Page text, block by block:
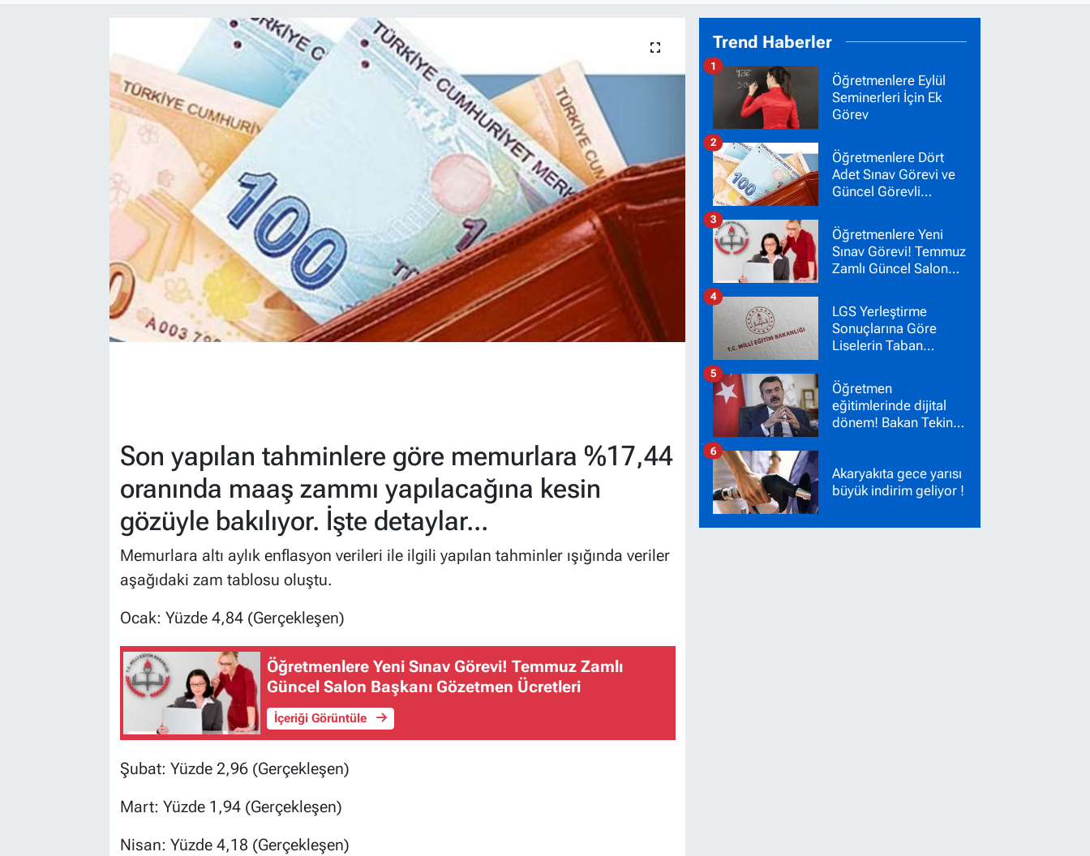
Son yapılan tahminlere göre memurlara %17,44
oranında maaş zammı yapılacağına kesin
gözüyle bakılıyor. İşte detaylar...
Memurlara altı aylık enflasyon verileri ile ilgili yapılan tahminler ışığında veriler
aşağıdaki zam tablosu oluştu.
​Ocak: Yüzde 4,84 (Gerçekleşen)
Öğretmenlere Yeni Sınav Görevi! Temmuz Zamlı
Güncel Salon Başkanı Gözetmen Ücretleri
İçeriği Görüntüle
​Şubat: Yüzde 2,96 (Gerçekleşen)
​Mart: Yüzde 1,94 (Gerçekleşen)
​Nisan: Yüzde 4,18 (Gerçekleşen)
Trend Haberler
Öğretmenlere Eylül
Seminerleri İçin Ek
Görev
1
Öğretmenlere Dört
Adet Sınav Görevi ve
Güncel Görevli
2
Öğretmenlere Yeni
Sınav Görevi! Temmuz
Zamlı Güncel Salon
Ücretleri
3
LGS Yerleştirme
Sonuçlarına Göre
Liselerin Taban
Nakil Başvuruları
Başladı!
4
Öğretmen
eğitimlerinde dijital
dönem! Bakan Tekin
5
Akaryakıta gece yarısı
büyük indirim geliyor !
6